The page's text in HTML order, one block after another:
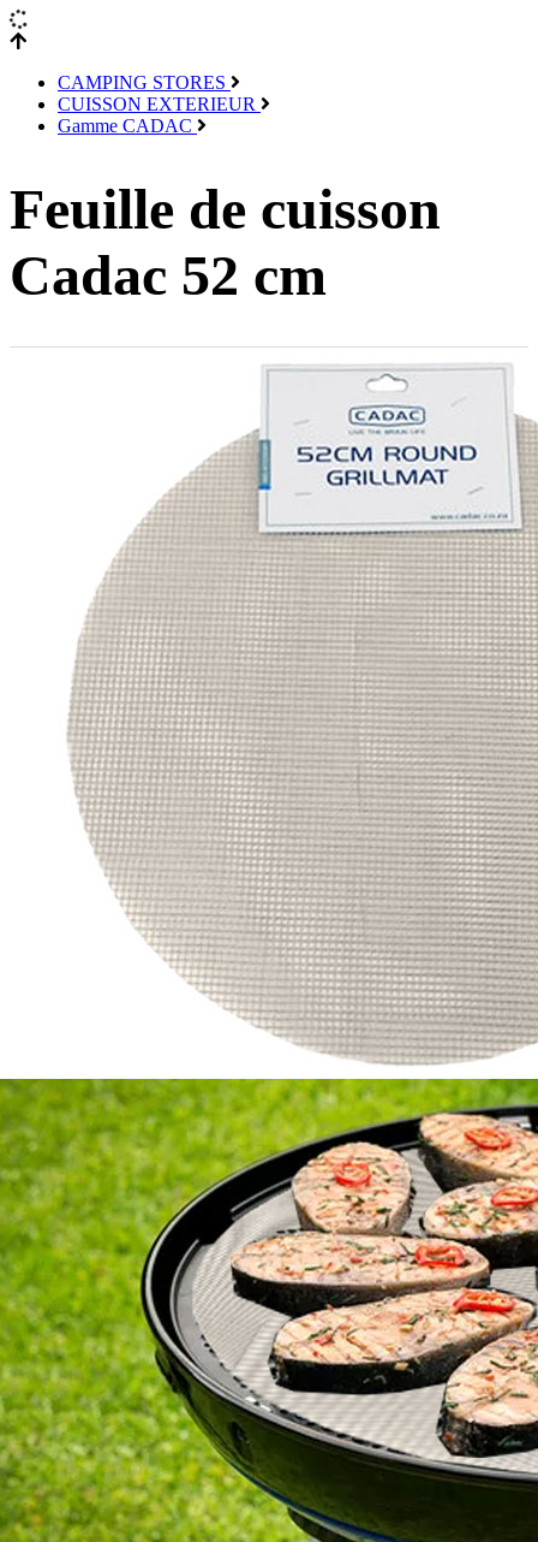
CAMPING STORES
CUISSON EXTERIEUR
Gamme CADAC
Feuille de cuisson
Cadac 52 cm